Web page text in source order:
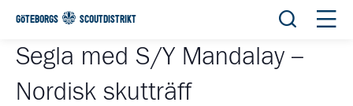
GÖTEBORGS SCOUTDISTRIKT Öppna
Segla med S/Y Mandalay –
Nordisk skutträff